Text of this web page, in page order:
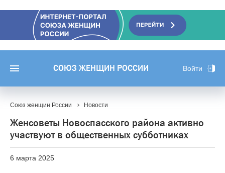
СОЮЗ ЖЕНЩИН РОССИИ Войти
Союз женщин России Новости
Женсоветы Новоспасского района активно
участвуют в общественных субботниках
6 марта 2025